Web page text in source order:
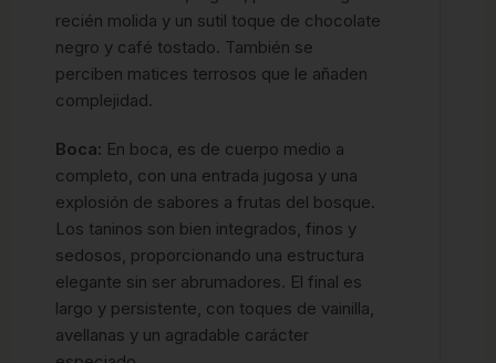
recién molida y un sutil toque de chocolate
negro y café tostado. También se
perciben matices terrosos que le añaden
complejidad.
Boca: En boca, es de cuerpo medio a
completo, con una entrada jugosa y una
explosión de sabores a frutas del bosque.
Los taninos son bien integrados, finos y
sedosos, proporcionando una estructura
elegante sin ser abrumadores. El final es
largo y persistente, con toques de vainilla,
avellanas y un agradable carácter